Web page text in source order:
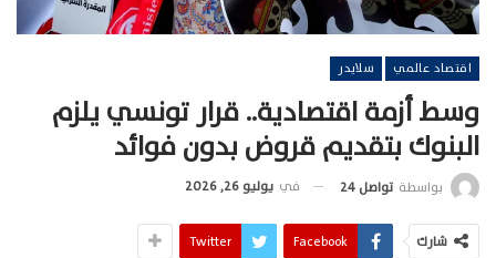
اقتصاد عالمي سلايدر
وسط أزمة اقتصادية.. قرار تونسي يلزم
البنوك بتقديم قروض بدون فوائد
بواسطة تواصل 24 في يوليو 26, 2026
شارك Facebook
Twitter